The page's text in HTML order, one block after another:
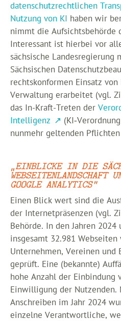
datenschutzrechtlichen
Nutzung von KI haben wir
nimmt die Aufsichtsbehörde
Interessant ist hierbei vor
sächsische
Sächsischen
rechtskonformen Einsatz
Verwaltung erarbeitet (vgl.
das In-Kraft-Treten der
Intelligenz
nunmehr geltenden
„EINBLICKE IN DIE
WEBSEITENLANDSCHAFT
GOOGLE ANALYTICS“
Einen Blick wert sind die
der Internetpräsenzen (vgl.
Behörde. In den Jahren 2024
insgesamt 32.981 Webseiten
Unternehmen, Vereinen und
geprüft. Eine (bekannte)
hohe Anzahl der Einbindung
Einwilligung der Nutzenden.
Anschreiben im Jahr 2024
einzelne Verantwortliche,